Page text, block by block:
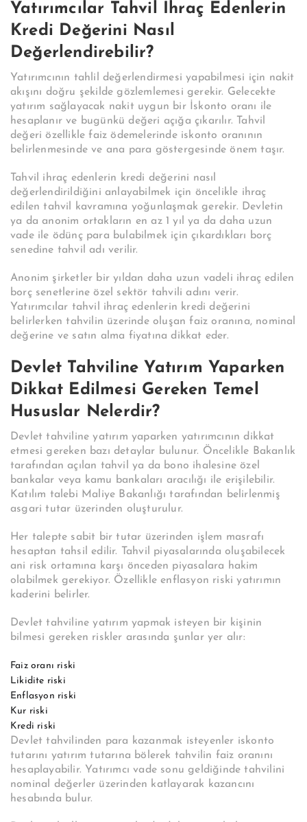
Yatırımcılar Tahvil İhraç Edenlerin
Kredi Değerini Nasıl
Değerlendirebilir?
Yatırımcının tahlil değerlendirmesi yapabilmesi için nakit
akışını doğru şekilde gözlemlemesi gerekir. Gelecekte
yatırım sağlayacak nakit uygun bir İskonto oranı ile
hesaplanır ve bugünkü değeri açığa çıkarılır. Tahvil
değeri özellikle faiz ödemelerinde iskonto oranının
belirlenmesinde ve ana para göstergesinde önem taşır.
Tahvil ihraç edenlerin kredi değerini nasıl
değerlendirildiğini anlayabilmek için öncelikle ihraç
edilen tahvil kavramına yoğunlaşmak gerekir. Devletin
ya da anonim ortakların en az 1 yıl ya da daha uzun
vade ile ödünç para bulabilmek için çıkardıkları borç
senedine tahvil adı verilir.
Anonim şirketler bir yıldan daha uzun vadeli ihraç edilen
borç senetlerine özel sektör tahvili adını verir.
Yatırımcılar tahvil ihraç edenlerin kredi değerini
belirlerken tahvilin üzerinde oluşan faiz oranına, nominal
değerine ve satın alma fiyatına dikkat eder.
Devlet Tahviline Yatırım Yaparken
Dikkat Edilmesi Gereken Temel
Hususlar Nelerdir?
Devlet tahviline yatırım yaparken yatırımcının dikkat
etmesi gereken bazı detaylar bulunur. Öncelikle Bakanlık
tarafından açılan tahvil ya da bono ihalesine özel
bankalar veya kamu bankaları aracılığı ile erişilebilir.
Katılım talebi Maliye Bakanlığı tarafından belirlenmiş
asgari tutar üzerinden oluşturulur.
Her talepte sabit bir tutar üzerinden işlem masrafı
hesaptan tahsil edilir. Tahvil piyasalarında oluşabilecek
ani risk ortamına karşı önceden piyasalara hakim
olabilmek gerekiyor. Özellikle enflasyon riski yatırımın
kaderini belirler.
Devlet tahviline yatırım yapmak isteyen bir kişinin
bilmesi gereken riskler arasında şunlar yer alır:
Faiz oranı riski
Likidite riski
Enflasyon riski
Kur riski
Kredi riski
Devlet tahvilinden para kazanmak isteyenler iskonto
tutarını yatırım tutarına bölerek tahvilin faiz oranını
hesaplayabilir. Yatırımcı vade sonu geldiğinde tahvilini
nominal değerler üzerinden katlayarak kazancını
hesabında bulur.